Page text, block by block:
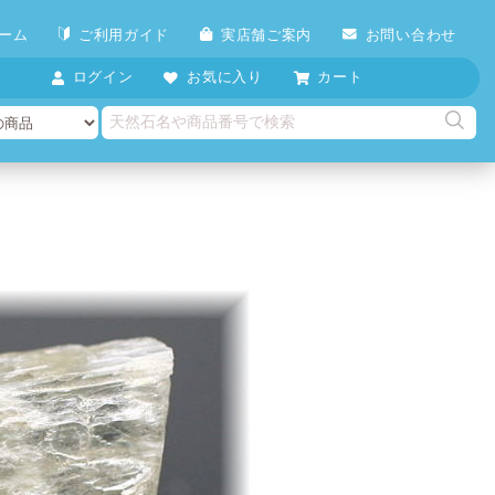
ム ご利用ガイド 実店舗ご案内 お問い合わせ
ログイン お気に入り カート